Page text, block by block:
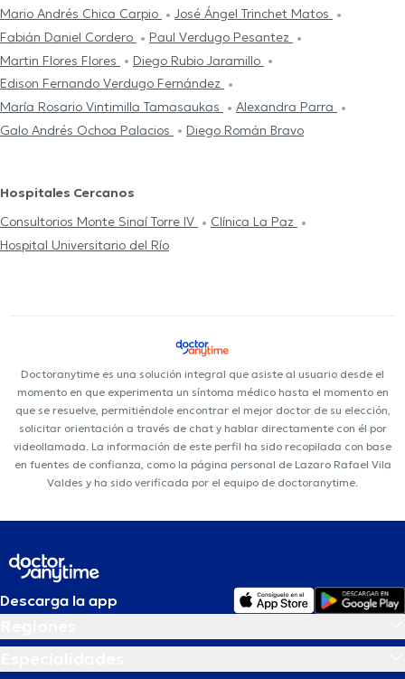
Mario Andrés Chica Carpio
José Ángel Trinchet Matos
Fabián Daniel Cordero
Paul Verdugo Pesantez
Martin Flores Flores
Diego Rubio Jaramillo
Edison Fernando Verdugo Fernández
María Rosario Vintimilla Tamasaukas
Alexandra Parra
Galo Andrés Ochoa Palacios
Diego Román Bravo
Hospitales Cercanos
Consultorios Monte Sinaí Torre IV
Clínica La Paz
Hospital Universitario del Río
Doctoranytime es una solución integral que asiste al usuario desde el
momento en que experimenta un síntoma médico hasta el momento en
que se resuelve, permitiéndole encontrar el mejor doctor de su elección,
solicitar orientación a través de chat y hablar directamente con él por
videollamada. La información de este perfil ha sido recopilada con base
en fuentes de confianza, como la página personal de Lazaro Rafael Vila
Valdes y ha sido verificada por el equipo de doctoranytime.
Descarga la app